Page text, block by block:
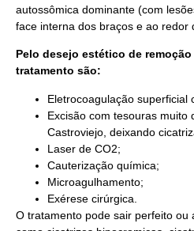
autossômica dominante (com
face interna dos braços e ao redor
Pelo desejo estético de
tratamento são:
Eletrocoagulação superficial
Excisão com tesouras muito
Castroviejo, deixando
Laser de CO2;
Cauterização química;
Microagulhamento;
Exérese cirúrgica.
O tratamento pode sair perfeito ou